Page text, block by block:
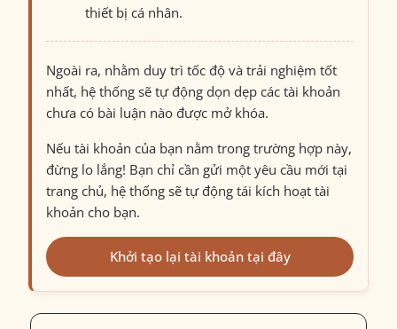
thiết bị cá nhân.
Ngoài ra, nhằm duy trì tốc độ và trải nghiệm tốt
nhất, hệ thống sẽ tự động dọn dẹp các tài khoản
chưa có bài luận nào được mở khóa.
Nếu tài khoản của bạn nằm trong trường hợp này,
đừng lo lắng! Bạn chỉ cần gửi một yêu cầu mới tại
trang chủ, hệ thống sẽ tự động tái kích hoạt tài
khoản cho bạn.
Khởi tạo lại tài khoản tại đây